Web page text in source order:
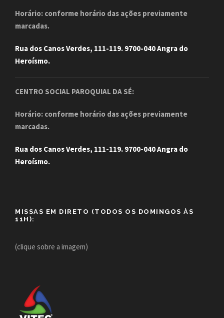
Horário: conforme horário das ações previamente
marcadas.
Rua dos Canos Verdes, 111-119. 9700-040 Angra do
Heroísmo.
CENTRO SOCIAL PAROQUIAL DA SÉ:
Horário: conforme horário das ações previamente
marcadas.
Rua dos Canos Verdes, 111-119. 9700-040 Angra do
Heroísmo.
MISSAS EM DIRETO (TODOS OS DOMINGOS ÀS
11H):
(clique sobre a imagem)